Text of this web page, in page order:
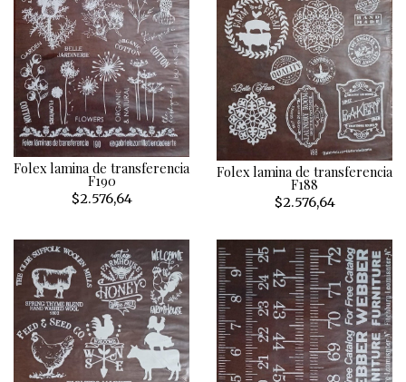
Folex lamina de transferencia
F190
$2.576,64
Folex lamina de transferencia
F188
$2.576,64